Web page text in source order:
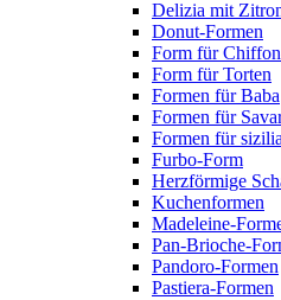
Delizia mit
Donut-Formen
Form für
Form für Torten
Formen für Baba
Formen für
Formen für
Furbo-Form
Herzförmige
Kuchenformen
Madeleine-
Pan-Brioche-
Pandoro-Formen
Pastiera-Formen